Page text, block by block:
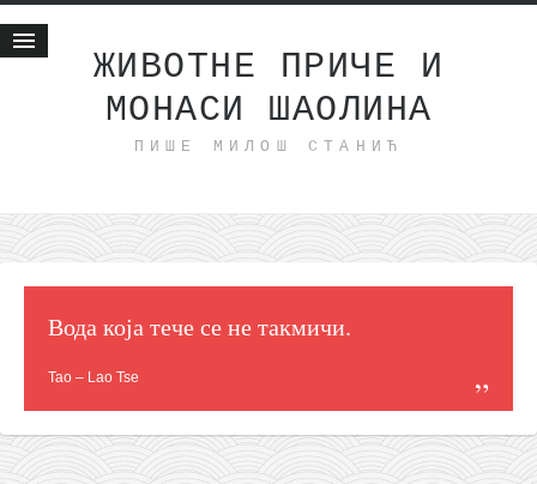
ЖИВОТНЕ ПРИЧЕ И
МОНАСИ ШАОЛИНА
ПИШЕ МИЛОШ СТАНИЋ
Животне приче
интернет пословање
исхраном до здравља
моменти и места
бонус садржај
законоправило
Вода која тече се не такмичи.
Тао – Lao Tse